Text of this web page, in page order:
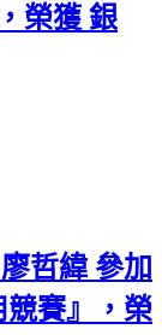
榮獲 銀
哲緯 參加
競賽』，榮